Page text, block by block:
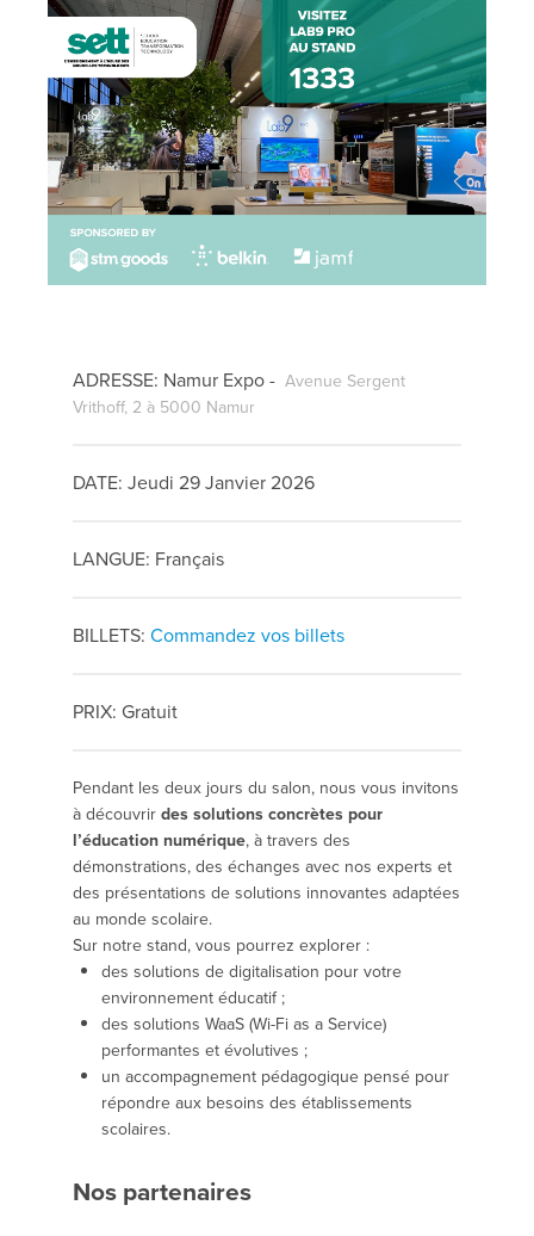
ADRESSE: Namur Expo - Avenue Sergent
Vrithoff, 2 à 5000 Namur
DATE: Jeudi 29 Janvier 2026
LANGUE: Français
BILLETS: Commandez vos billets
PRIX: Gratuit
Pendant les deux jours du salon, nous vous invitons
à découvrirdes solutions concrètes pour
l’éducation numérique, à travers des
démonstrations, des échanges avec nos experts et
des présentations de solutions innovantes adaptées
au monde scolaire.
Sur notre stand, vous pourrez explorer :
des solutions de digitalisation pour votre
environnement éducatif ;
des solutions WaaS (Wi-Fi as a Service)
performantes et évolutives ;
un accompagnement pédagogique pensé pour
répondre aux besoins des établissements
scolaires.
Nos partenaires